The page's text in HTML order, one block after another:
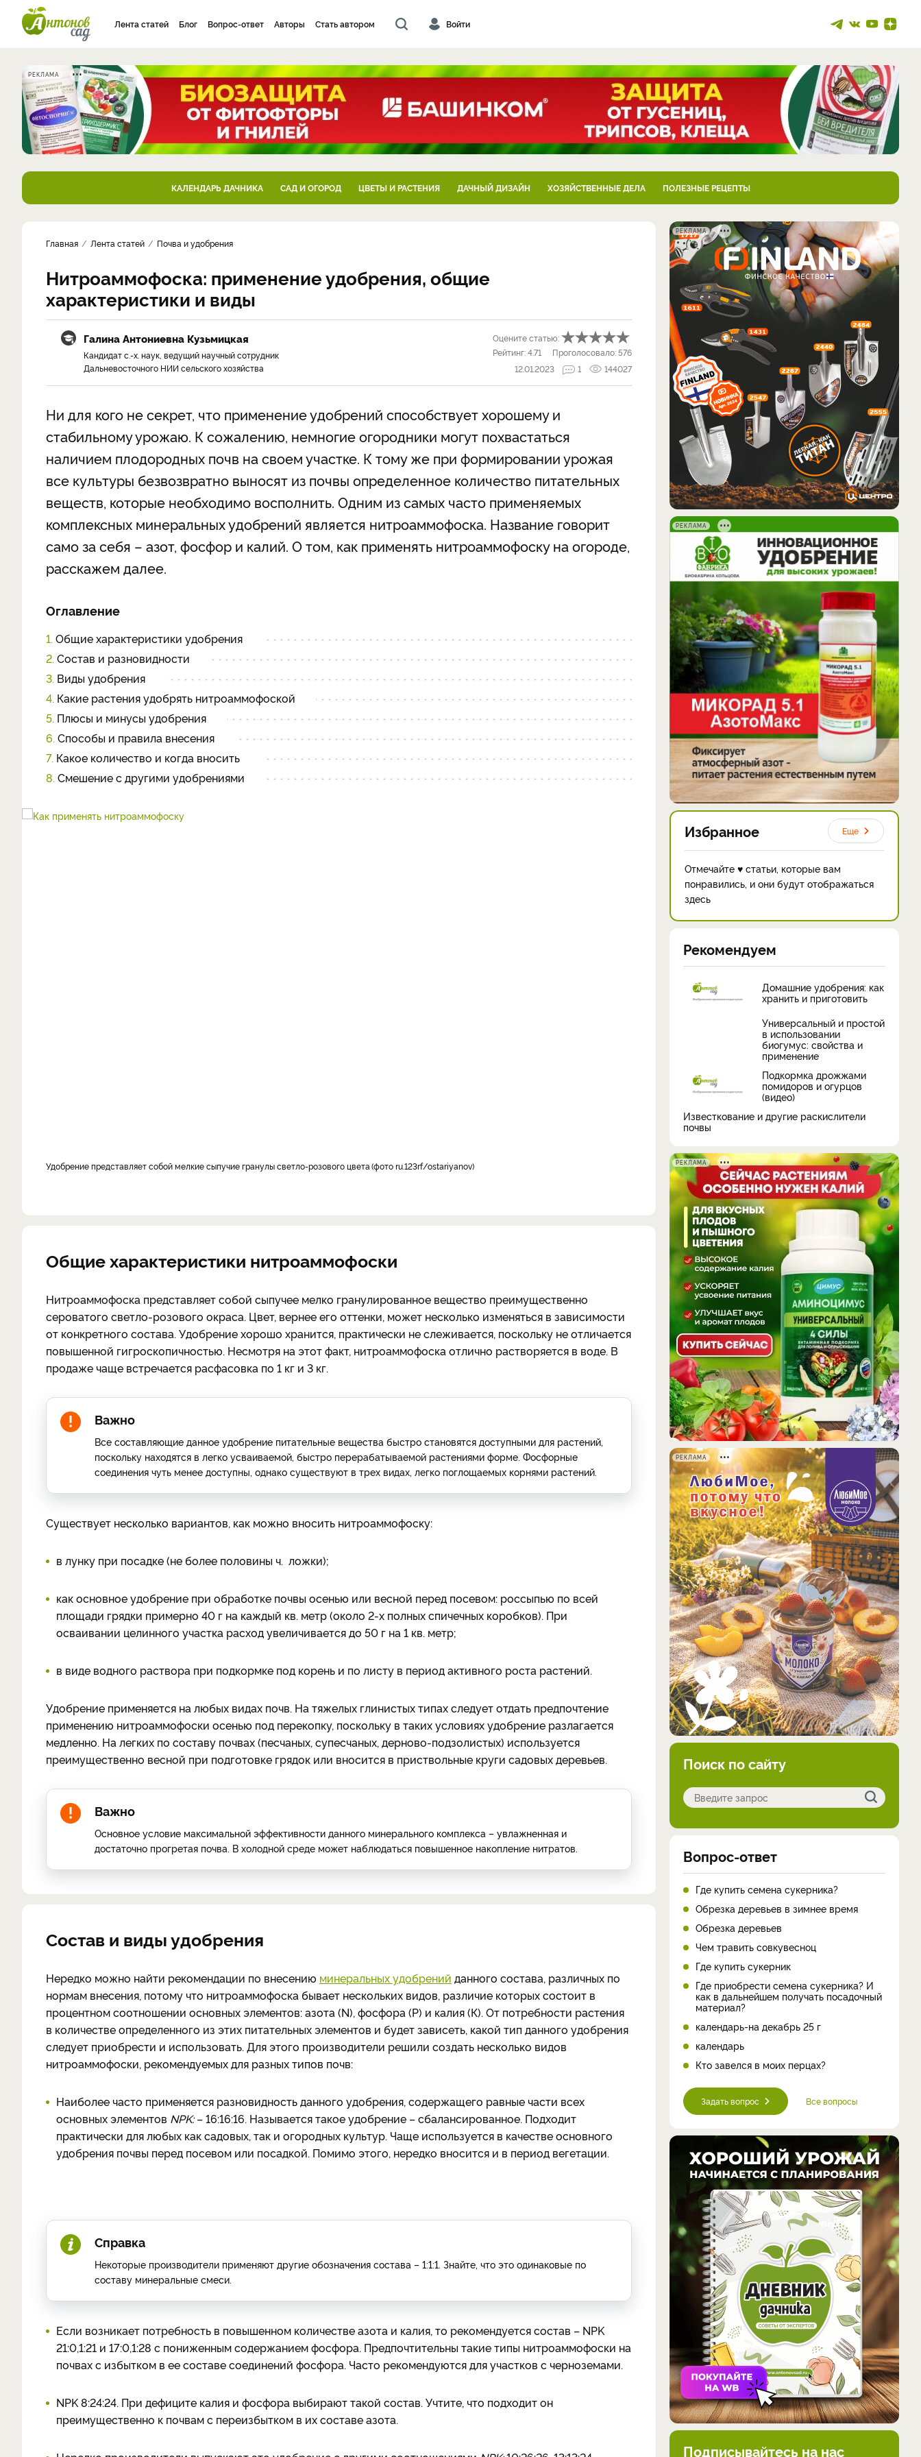
Лента статей Блог Вопрос-ответ Авторы Стать автором Войти
РЕКЛАМА
КАЛЕНДАРЬ ДАЧНИКА САД И ОГОРОД ЦВЕТЫ И РАСТЕНИЯ ДАЧНЫЙ ДИЗАЙН ХОЗЯЙСТВЕННЫЕ ДЕЛА ПОЛЕЗНЫЕ РЕЦЕПТЫ
Главная Лента статей Почва и удобрения
Нитроаммофоска: применение удобрения, общие
характеристики и виды
Галина Антониевна Кузьмицкая
Кандидат с.-х. наук, ведущий научный сотрудник
Дальневосточного НИИ сельского хозяйства
Оцените статью:
Рейтинг:4.71 Проголосовало:576
12.01.2023
1 144027
Ни для кого не секрет, что применение удобрений способствует хорошему и
стабильному урожаю. К сожалению, немногие огородники могут похвастаться
наличием плодородных почв на своем участке. К тому же при формировании урожая
все культуры безвозвратно выносят из почвы определенное количество питательных
веществ, которые необходимо восполнить. Одним из самых часто применяемых
комплексных минеральных удобрений является нитроаммофоска. Название говорит
само за себя – азот, фосфор и калий. О том, как применять нитроаммофоску на огороде,
расскажем далее.
Оглавление
1. Общие характеристики удобрения
2. Состав и разновидности
3. Виды удобрения
4. Какие растения удобрять нитроаммофоской
5. Плюсы и минусы удобрения
6. Способы и правила внесения
7. Какое количество и когда вносить
8. Смешение с другими удобрениями
Удобрение представляет собой мелкие сыпучие гранулы светло-розового цвета фото ru.123rf/ostariyanov
Общие характеристики нитроаммофоски
Нитроаммофоска представляет собой сыпучее мелко гранулированное вещество преимущественно
сероватого светло-розового окраса. Цвет, вернее его оттенки, может несколько изменяться в зависимости
от конкретного состава. Удобрение хорошо хранится, практически не слеживается, поскольку не отличается
повышенной гигроскопичностью. Несмотря на этот факт, нитроаммофоска отлично растворяется в воде. В
продаже чаще встречается расфасовка по 1 кг и 3 кг.
Важно
Все составляющие данное удобрение питательные вещества быстро становятся доступными для растений,
поскольку находятся в легко усваиваемой, быстро перерабатываемой растениями форме. Фосфорные
соединения чуть менее доступны, однако существуют в трех видах, легко поглощаемых корнями растений.
Существует несколько вариантов, как можно вносить нитроаммофоску:
в лунку при посадке (не более половины ч. ложки);
как основное удобрение при обработке почвы осенью или весной перед посевом: россыпью по всей
площади грядки примерно 40 г на каждый кв. метр (около 2-х полных спичечных коробков). При
осваивании целинного участка расход увеличивается до 50 г на 1 кв. метр;
в виде водного раствора при подкормке под корень и по листу в период активного роста растений.
Удобрение применяется на любых видах почв. На тяжелых глинистых типах следует отдать предпочтение
применению нитроаммофоски осенью под перекопку, поскольку в таких условиях удобрение разлагается
медленно. На легких по составу почвах (песчаных, супесчаных, дерново-подзолистых) используется
преимущественно весной при подготовке грядок или вносится в приствольные круги садовых деревьев.
Важно
Основное условие максимальной эффективности данного минерального комплекса – увлажненная и
достаточно прогретая почва. В холодной среде может наблюдаться повышенное накопление нитратов.
Состав и виды удобрения
Нередко можно найти рекомендации по внесению минеральных удобрений данного состава, различных по
нормам внесения, потому что нитроаммофоска бывает нескольких видов, различие которых состоит в
процентном соотношении основных элементов: азота (N), фосфора (Р) и калия (К). От потребности растения
в количестве определенного из этих питательных элементов и будет зависеть, какой тип данного удобрения
следует приобрести и использовать. Для этого производители решили создать несколько видов
нитроаммофоски, рекомендуемых для разных типов почв:
Наиболее часто применяется разновидность данного удобрения, содержащего равные части всех
основных элементов NPK:– 16:16:16. Называется такое удобрение – сбалансированное. Подходит
практически для любых как садовых, так и огородных культур. Чаще используется в качестве основного
удобрения почвы перед посевом или посадкой. Помимо этого, нередко вносится и в период вегетации.
Справка
Некоторые производители применяют другие обозначения состава – 1:1:1. Знайте, что это одинаковые по
составу минеральные смеси.
Если возникает потребность в повышенном количестве азота и калия, то рекомендуется состав – NPK
21:0,1:21 и 17:0,1:28 с пониженным содержанием фосфора. Предпочтительны такие типы нитроаммофоски на
почвах с избытком в ее составе соединений фосфора. Часто рекомендуются для участков с черноземами.
NPK 8:24:24. При дефиците калия и фосфора выбирают такой состав. Учтите, что подходит он
преимущественно к почвам с переизбытком в их составе азота.
РЕКЛАМА
РЕКЛАМА
Избранное Еще
Отмечайте ♥ статьи, которые вам
понравились, и они будут отображаться
здесь
Рекомендуем
Домашние удобрения: как
хранить и приготовить
Универсальный и простой
в использовании
биогумус: свойства и
применение
Подкормка дрожжами
помидоров и огурцов
(видео)
Известкование и другие раскислители
почвы
РЕКЛАМА
РЕКЛАМА
Поиск по сайту
Вопрос-ответ
Где купить семена сукерника?
Обрезка деревьев в зимнее время
Обрезка деревьев
Чем травить совкувесноц
Где купить сукерник
Где приобрести семена сукерника? И
как в дальнейшем получать посадочный
материал?
календарь-на декабрь 25 г
календарь
Кто завелся в моих перцах?
Задать вопрос Все вопросы
Подписывайтесь на нас